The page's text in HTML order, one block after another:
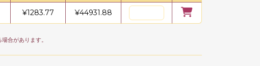
¥1283.77 ¥44931.88
合があります。